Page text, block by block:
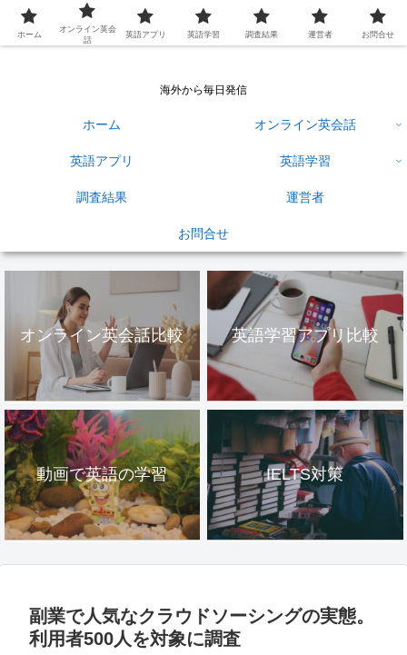
英語学習ひろば
海外から毎日発信
ホーム オンライン英会話
英語アプリ 英語学習
調査結果 運営者
お問合せ
オンライン英会話比較 英語学習アプリ比較
動画で英語の学習 IELTS対策
副業で人気なクラウドソーシングの実態。
利用者500人を対象に調査
ホーム
オンライン英会
話
英語アプリ 英語学習 調査結果 運営者 お問合せ